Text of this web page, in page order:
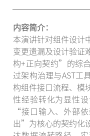
内容简介：
本演讲针对组件设计
变更遗漏及设计验证
构+正向契约”的综
过架构治理与AST工
构组件接口流程、模
性经验转化为显性
“接口输入、外部
出”为核心的契约化